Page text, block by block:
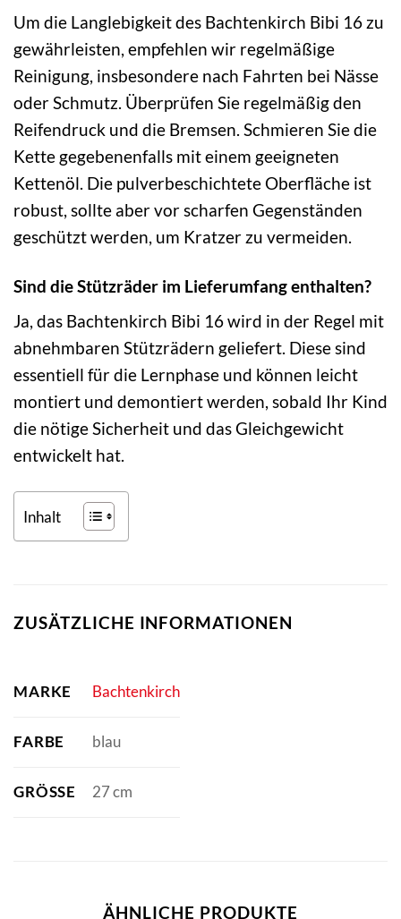
Um die Langlebigkeit des Bachtenkirch Bibi 16 zu
gewährleisten, empfehlen wir regelmäßige
Reinigung, insbesondere nach Fahrten bei Nässe
oder Schmutz. Überprüfen Sie regelmäßig den
Reifendruck und die Bremsen. Schmieren Sie die
Kette gegebenenfalls mit einem geeigneten
Kettenöl. Die pulverbeschichtete Oberfläche ist
robust, sollte aber vor scharfen Gegenständen
geschützt werden, um Kratzer zu vermeiden.
Sind die Stützräder im Lieferumfang enthalten?
Ja, das Bachtenkirch Bibi 16 wird in der Regel mit
abnehmbaren Stützrädern geliefert. Diese sind
essentiell für die Lernphase und können leicht
montiert und demontiert werden, sobald Ihr Kind
die nötige Sicherheit und das Gleichgewicht
entwickelt hat.
Inhalt
ZUSÄTZLICHE INFORMATIONEN
MARKE Bachtenkirch
FARBE blau
GRÖSSE 27 cm
ÄHNLICHE PRODUKTE